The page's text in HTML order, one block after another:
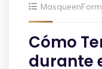
Cómo
durante